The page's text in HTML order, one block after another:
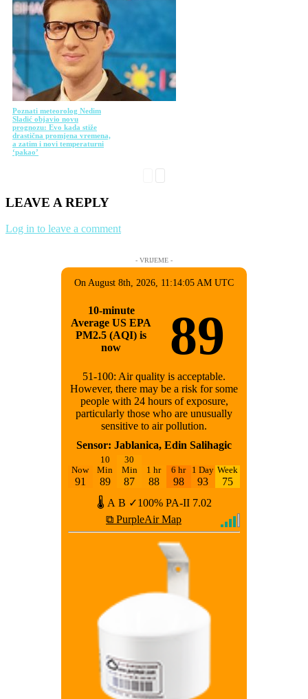
Poznati meteorolog Nedim
Sladić objavio novu
prognozu: Evo kada stiže
drastična promjena vremena,
a zatim i novi temperaturni
‘pakao’
LEAVE A REPLY
Log in to leave a comment
- VRIJEME -
On August 8th, 2026, 11:14:05 AM UTC
10-minute
Average US EPA
PM2.5 (AQI) is
now
89
51-100: Air quality is acceptable.
However, there may be a risk for some
people with 24 hours of exposure,
particularly those who are unusually
sensitive to air pollution.
Sensor: Jablanica, Edin Salihagic
Now
91
10
Min
89
30
Min
87
1 hr
88
6 hr
98
1 Day
93
Week
75
🌡 A B ✓100% PA-II 7.02
⧉ PurpleAir Map